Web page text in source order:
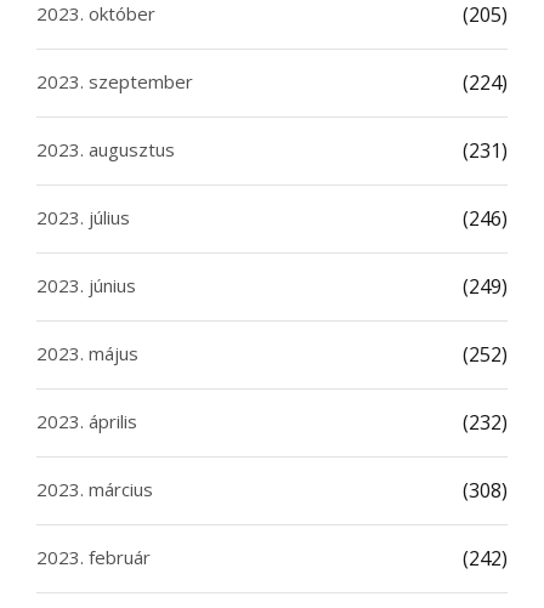
2023. október (205)
2023. szeptember (224)
2023. augusztus (231)
2023. július (246)
2023. június (249)
2023. május (252)
2023. április (232)
2023. március (308)
2023. február (242)